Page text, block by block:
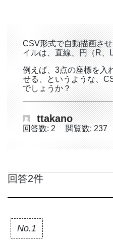
CSV形式で自動描画さ
イルは、直線、円（R、
例えば、3点の座標を入
せる、というような、
でしょうか？
ttakano
回答数: 2 閲覧数: 237
回答2件
No.1